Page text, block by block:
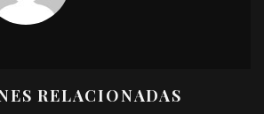
RELACIONADAS